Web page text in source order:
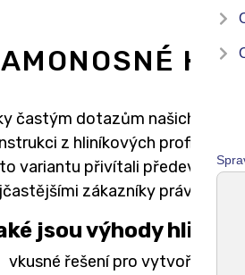
častým dotazům našich
z hliníkových profilů,
variantu přivítali především
zákazníky právě
jsou výhody
vkusné řešení pro vytvoření